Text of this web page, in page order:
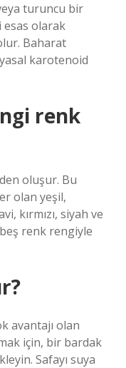
turuncu bir
esas olarak
Baharat
karotenoid
renk
oluşur. Bu
olan yeşil,
kırmızı, siyah ve
renk rengiyle
avantajı olan
için, bir bardak
Safayı suya